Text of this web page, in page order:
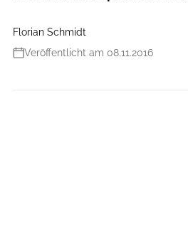
Florian Schmidt
Veröffentlicht am 08.11.2016